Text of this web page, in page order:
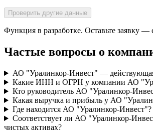
Проверить другие данные
Функция в разработке. Оставьте заявку —
Частые вопросы о
АО "Уралинкор-Инвест" —
Какие ИНН и ОГРН у компании АО
Кто руководитель АО "Уралинкор-
Какая выручка и прибыль у АО
Где находится АО "Уралинкор-Инвест"?
Соответствует ли АО "Уралинкор-
чистых активах?